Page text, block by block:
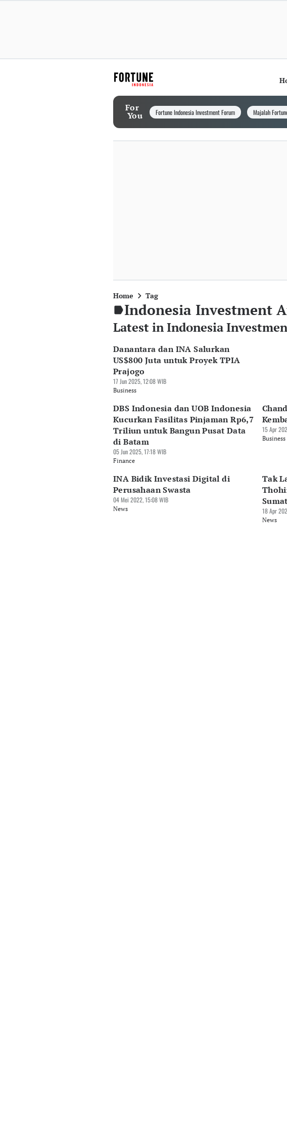
For
You Fortune Indonesia Investment Forum Majalah
Home Tag
Indonesia Investment
Latest in Indonesia
Danantara dan INA Salurkan
US$800 Juta untuk Proyek TPIA
Prajogo
17 Jun 2025, 12:08 WIB
Business
DBS Indonesia dan UOB Indonesia
Kucurkan Fasilitas Pinjaman Rp6,7
Triliun untuk Bangun Pusat Data
di Batam
05 Jun 2025, 17:18 WIB
Finance
15 Apr
Business
INA Bidik Investasi Digital di
Perusahaan Swasta
04 Mei 2022, 15:08 WIB
News
Tak
18 Apr
News